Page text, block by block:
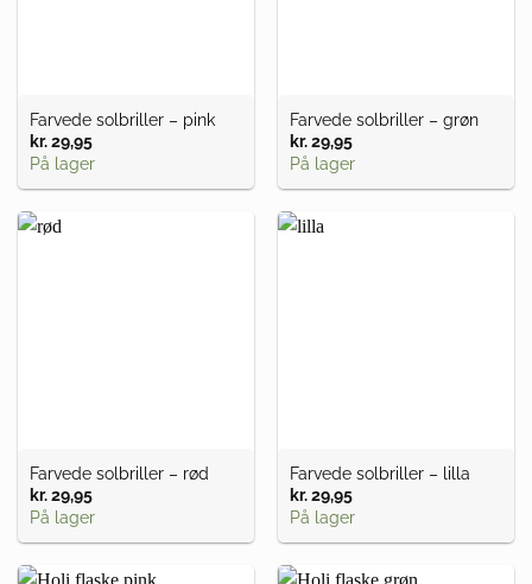
Farvede solbriller – pink
kr.29,95
På lager
Farvede solbriller – grøn
kr.29,95
På lager
Farvede solbriller – rød
kr.29,95
På lager
Farvede solbriller – lilla
kr.29,95
På lager